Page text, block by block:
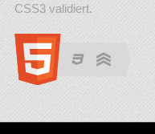
CSS3 validiert.